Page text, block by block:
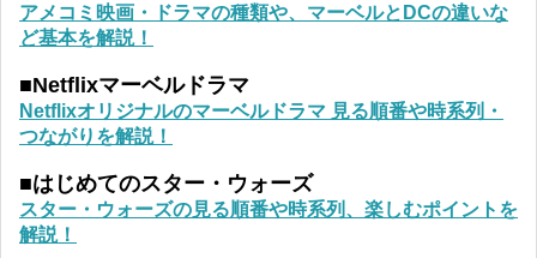
アメコミ映画・ドラマの種類や、マーベルとDCの違いな
ど基本を解説！
■Netflixマーベルドラマ
Netflixオリジナルのマーベルドラマ 見る順番や時系列・
つながりを解説！
■はじめてのスター・ウォーズ
スター・ウォーズの見る順番や時系列、楽しむポイントを
解説！